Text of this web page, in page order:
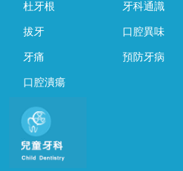
杜牙根
拔牙
牙痛
口腔潰瘍
牙科通識
口腔異味
預防牙病